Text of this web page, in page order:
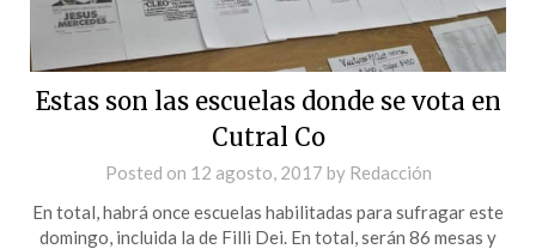
Estas son las escuelas donde se vota en
Cutral Co
Posted on 12 agosto, 2017 by Redacción
En total, habrá once escuelas habilitadas para sufragar este
domingo, incluida la de Filli Dei. En total, serán 86 mesas y